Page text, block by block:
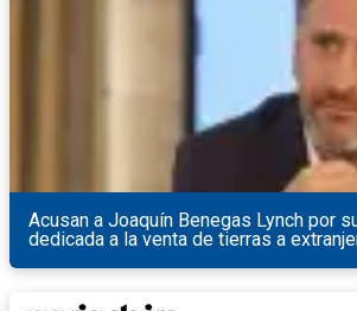
Acusan a Joaquín Benegas Lynch por
dedicada a la venta de tierras a